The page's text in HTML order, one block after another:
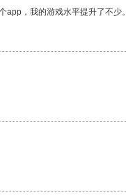
，我的游戏水平提升了不少。